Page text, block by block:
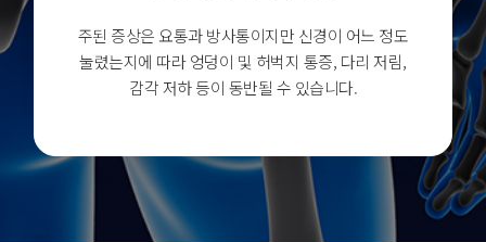
주된 증상은 요통과 방사통이지만 신경이 어느 정도
눌렸는지에 따라 엉덩이 및 허벅지 통증, 다리 저림,
감각 저하 등이 동반될 수 있습니다.